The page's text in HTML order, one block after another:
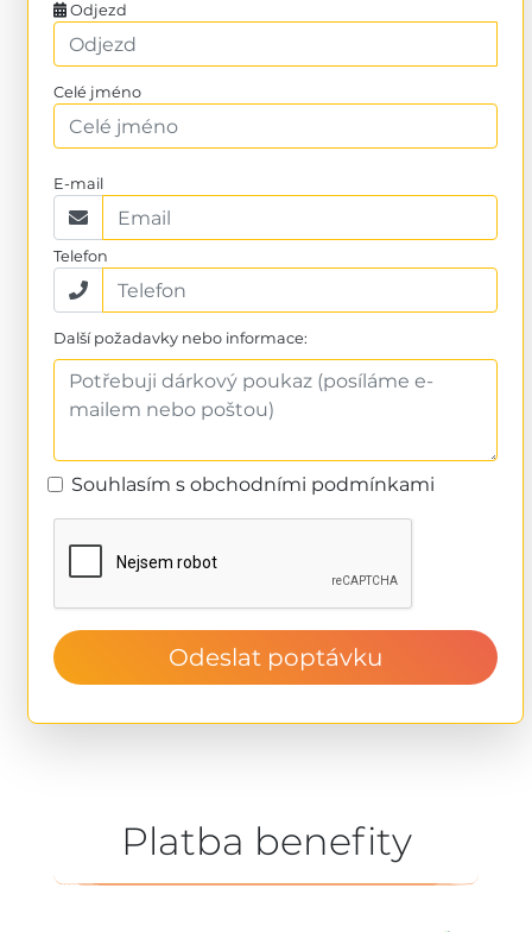
Odjezd
Celé jméno
E-mail
Telefon
Další požadavky nebo informace:
Souhlasím s obchodními podmínkami
Odeslat poptávku
Platba benefity